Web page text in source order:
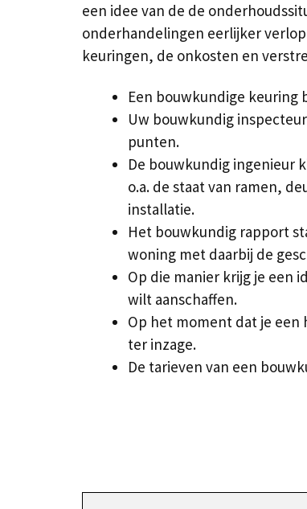
een idee van de de
onderhandelingen eerlijker
keuringen, de onkosten en
Een bouwkundige keuring
Uw bouwkundig
punten.
De bouwkundig ingenieur
o.a. de staat van ramen,
installatie.
Het bouwkundig rapport
woning met daarbij de
Op die manier krijg je een
wilt aanschaffen.
Op het moment dat je een
ter inzage.
De tarieven van een